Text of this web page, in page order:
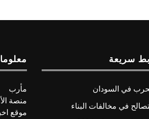
سريعة
في السودان
في مخالفات البناء
مأرب
منصة
موقع